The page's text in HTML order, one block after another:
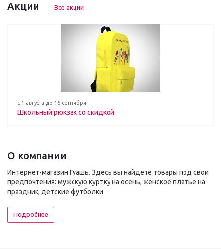
Акции Все акции
с 1 августа до 15 сентября
Школьный рюкзак со скидкой
О компании
Интернет-магазин Гуашь. Здесь вы найдете товары под свои
предпочтения: мужскую куртку на осень, женское платье на
праздник, детские футболки
Подробнее